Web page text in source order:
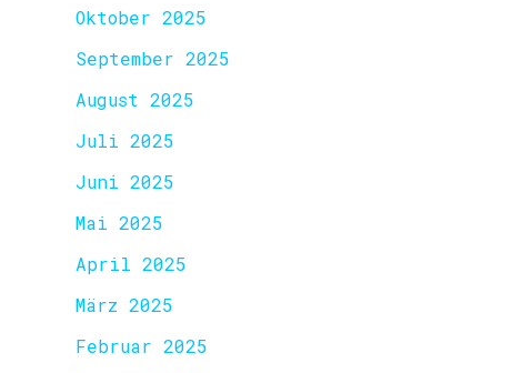
Oktober 2025
September 2025
August 2025
Juli 2025
Juni 2025
Mai 2025
April 2025
März 2025
Februar 2025